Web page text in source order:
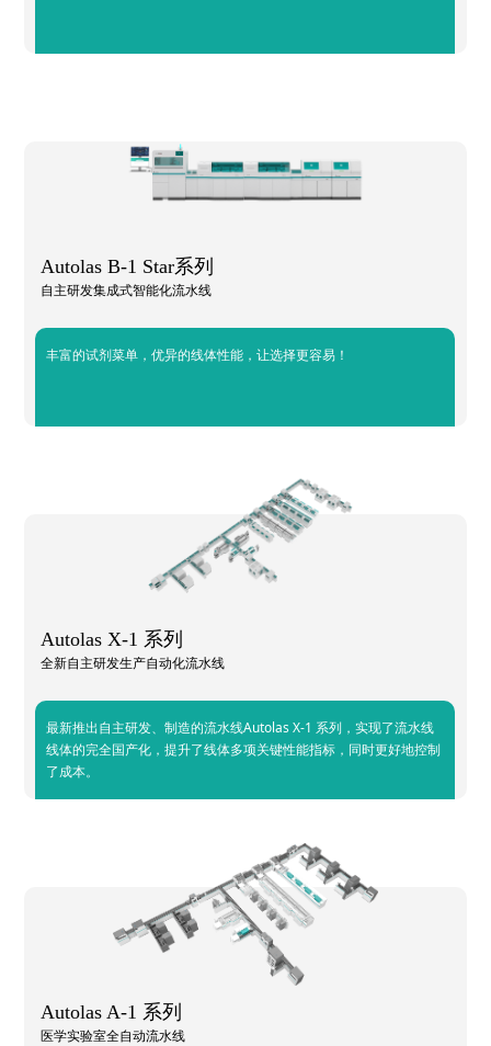
Autolas B-1 Star系列
自主研发集成式智能化流水线
丰富的试剂菜单，优异的线体性能，让选择更容易！
Autolas X-1 系列
全新自主研发生产自动化流水线
最新推出自主研发、制造的流水线Autolas X-1 系列，实现了流水线
线体的完全国产化，提升了线体多项关键性能指标，同时更好地控制
了成本。
Autolas A-1 系列
医学实验室全自动流水线